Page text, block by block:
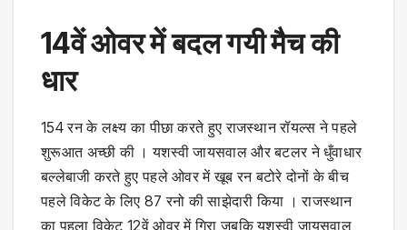
14वें ओवर में बदल गयी मैच की
धार
154 रन के लक्ष्य का पीछा करते हुए राजस्थान रॉयल्स ने पहले
शुरूआत अच्छी की । यशस्वी जायसवाल और बटलर ने धुँवाधार
बल्लेबाजी करते हुए पहले ओवर में खूब रन बटोरे दोनों के बीच
पहले विकेट के लिए 87 रनो की साझेदारी किया । राजस्थान
का पहला विकेट 12वें ओवर में गिरा,जबकि यशस्वी जायसवाल